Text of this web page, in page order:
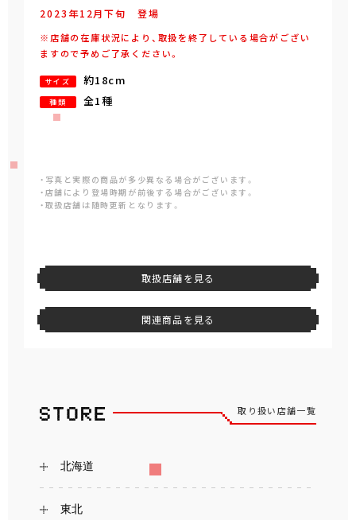
2023年12月下旬 登場
※店舗の在庫状況により、取扱を終了している場合がござい
ますので予めご了承ください。
サイズ 約18cm
種類 全1種
・写真と実際の商品が多少異なる場合がございます。
・店舗により登場時期が前後する場合がございます。
・取扱店舗は随時更新となります。
取扱店舗を見る
関連商品を見る
取り扱い店舗一覧
北海道
東北